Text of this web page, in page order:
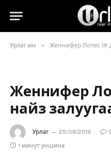
Урлаг.мн » Женнифер Лопес 18
Женнифер
найз
Урлаг 25/08/2016
1 минут уншина